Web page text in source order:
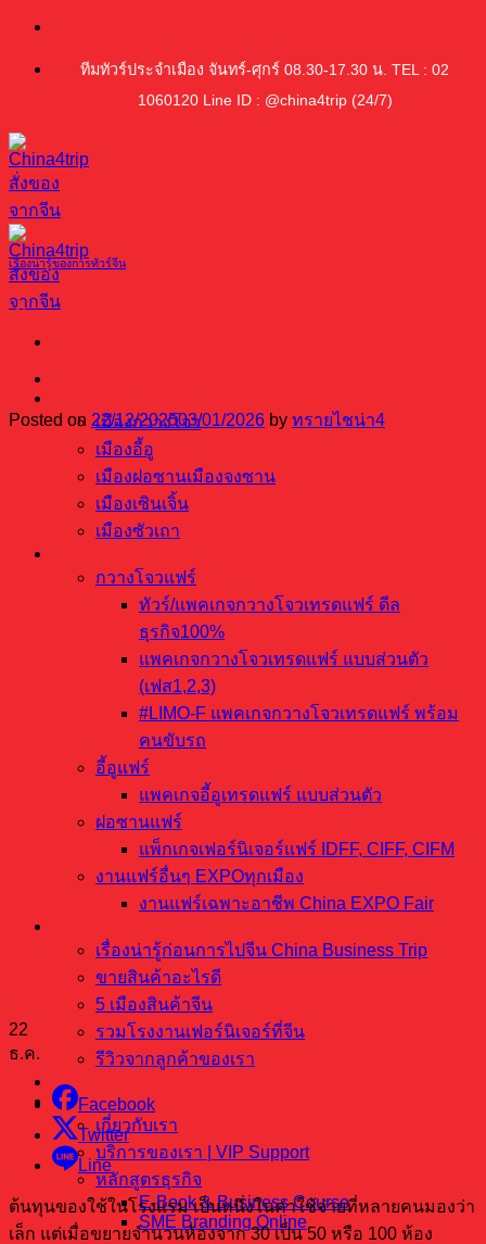
ข้าม
ทีมทัวร์ประจำเมือง จันทร์-ศุกร์ 08.30-17.30 น. TEL : 02
1060120 Line ID : @china4trip (24/7)
เมืองกวางโจว
เมืองอี้อู
เมืองฝอซานเมืองจงซาน
เมืองเซินเจิ้น
เมืองซัวเถา
กวางโจวแฟร์
ทัวร์/แพคเกจกวางโจวเทรดแฟร์ ดีล
ธุรกิจ100%
แพคเกจกวางโจวเทรดแฟร์ แบบส่วนตัว
(เฟส1,2,3)
#LIMO-F แพคเกจกวางโจวเทรดแฟร์ พร้อม
คนขับรถ
อี้อูแฟร์
แพคเกจอี้อูเทรดแฟร์ แบบส่วนตัว
ฝอซานแฟร์
แพ็กเกจเฟอร์นิเจอร์แฟร์ IDFF, CIFF, CIFM
งานแฟร์อื่นๆ EXPOทุกเมือง
งานแฟร์เฉพาะอาชีพ China EXPO Fair
เรื่องน่ารู้ก่อนการไปจีน China Business Trip
ขายสินค้าอะไรดี
5 เมืองสินค้าจีน
รวมโรงงานเฟอร์นิเจอร์ที่จีน
รีวิวจากลูกค้าของเรา
บริการจัดกรุ๊ปทัวร์ดูงาน
ติดต่อเรา
เกี่ยวกับเรา
บริการของเรา | VIP Support
หลักสูตรธุรกิจ
E-Book & Business Course
SME Branding Online
เรื่องน่ารู้ของการทัวร์จีน
Posted on 22/12/202503/01/2026 by ทรายไชน่า4
22
ธ.ค.
Facebook
Twitter
Line
ต้นทุนของใช้ในโรงแรม เป็นหนึ่งในค่าใช้จ่ายที่หลายคนมองว่า
เล็ก แต่เมื่อขยายจำนวนห้องจาก 30 เป็น 50 หรือ 100 ห้อง